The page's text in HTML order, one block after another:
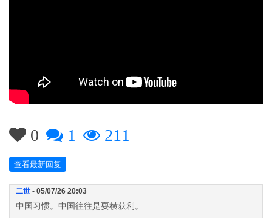
0 1 211
查看最新回复
二世 - 05/07/26 20:03
中国习惯。中国往往是耍横获利。